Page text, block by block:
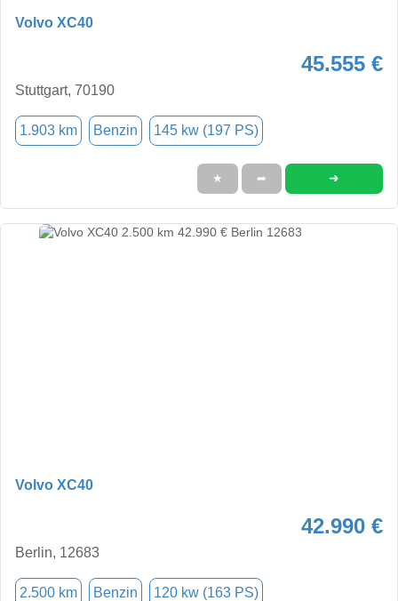
Volvo XC40
45.555 €
Stuttgart, 70190
1.903 km Benzin 145 kw (197 PS)
★ ➦ ➜
Volvo XC40
42.990 €
Berlin, 12683
2.500 km Benzin 120 kw (163 PS)